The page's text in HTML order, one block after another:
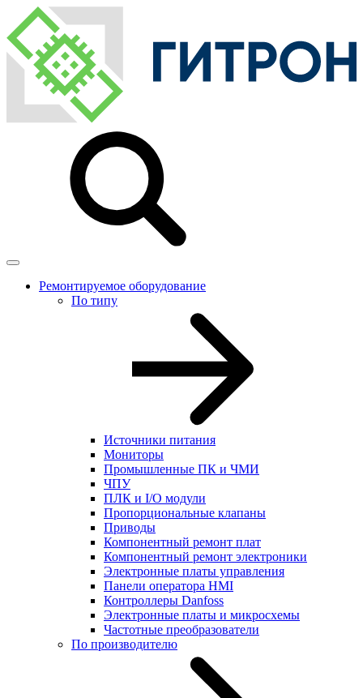
Ремонтируемое оборудование
По типу
Источники питания
Мониторы
Промышленные ПК и ЧМИ
ЧПУ
ПЛК и I/O модули
Пропорциональные клапаны
Приводы
Компонентный ремонт плат
Компонентный ремонт электроники
Электронные платы управления
Панели оператора HMI
Контроллеры Danfoss
Электронные платы и микросхемы
Частотные преобразователи
По производителю